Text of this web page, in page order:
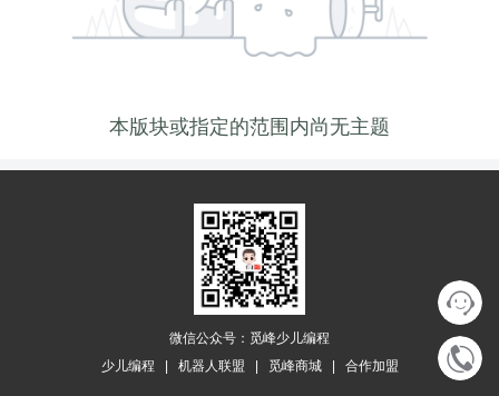
本版块或指定的范围内尚无主题
微信公众号：觅峰少儿编程
少儿编程
机器人联盟 觅峰商城 合作加盟